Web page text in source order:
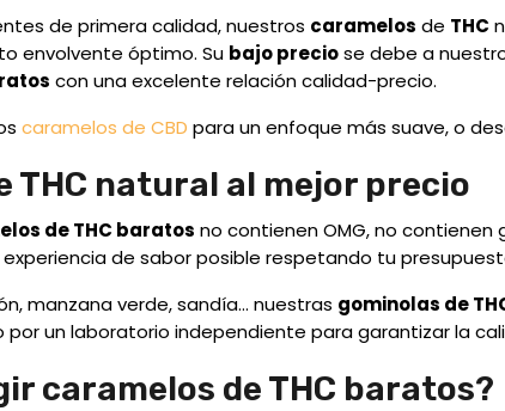
de primera calidad, nuestros caramelos de THC
envolvente óptimo. Su bajo preciose debe a
con una excelente relación calidad-precio.
caramelos de CBD para un enfoque más suave, o
THC natural al mejor precio
de THC baratos no contienen OMG, no
de sabor posible respetando tu
manzana verde, sandía... nuestras gominolas de
un laboratorio independiente para garantizar la
caramelos de THC baratos?